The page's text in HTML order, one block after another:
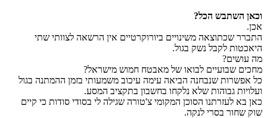
וכאן השתבש הכל?
אכן.
התברר שכתוצאה משינויים ביורוקרטיים אין הרשאה לצוותי שתי
היאכטות לקבל נשק בגול.
מה עושים?
מחכים שבועיים לבואו של מאבטח חמוש מישראל?
כל אפשרות שנבחנה הביאה עימה עיכוב משמעותי בזמן ההמתנה בגול
ועלויות גבוהות שלא נלקחו בחשבון בתקציב המסע.
כאן בא לעזרתנו הסוכן המקומי צ'טורה שגילה לי בסודי סודות כי קיים
שוק שחור בסרי לנקה.